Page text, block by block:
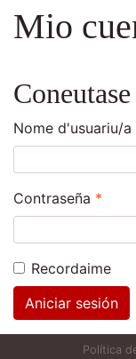
Mio
Coneutase
Nome d'usuariu/
Contraseña *
Recordaime
Aniciar sesión
Política